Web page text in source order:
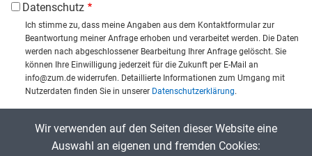
Datenschutz
Ich stimme zu, dass meine Angaben aus dem Kontaktformular zur
Beantwortung meiner Anfrage erhoben und verarbeitet werden. Die Daten
werden nach abgeschlossener Bearbeitung Ihrer Anfrage gelöscht. Sie
können Ihre Einwilligung jederzeit für die Zukunft per E-Mail an
info@zum.de widerrufen. Detaillierte Informationen zum Umgang mit
Nutzerdaten finden Sie in unserer Datenschutzerklärung.
Captcha eingeben:
Wir verwenden auf den Seiten dieser Website eine
Auswahl an eigenen und fremden Cookies: